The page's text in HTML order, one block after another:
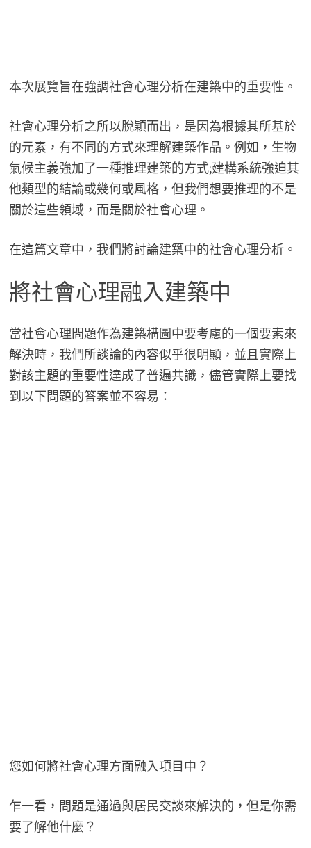
本次展覽旨在強調社會心理分析在建築中的重要性。
社會心理分析之所以脫穎而出，是因為根據其所基於
的元素，有不同的方式來理解建築作品。例如，生物
氣候主義強加了一種推理建築的方式;建構系統強迫其
他類型的結論或幾何或風格，但我們想要推理的不是
關於這些領域，而是關於社會心理。
在這篇文章中，我們將討論建築中的社會心理分析。
將社會心理融入建築中
當社會心理問題作為建築構圖中要考慮的一個要素來
解決時，我們所談論的內容似乎很明顯，並且實際上
對該主題的重要性達成了普遍共識，儘管實際上要找
到以下問題的答案並不容易：
您如何將社會心理方面融入項目中？
乍一看，問題是通過與居民交談來解決的，但是你需
要了解他什麼？